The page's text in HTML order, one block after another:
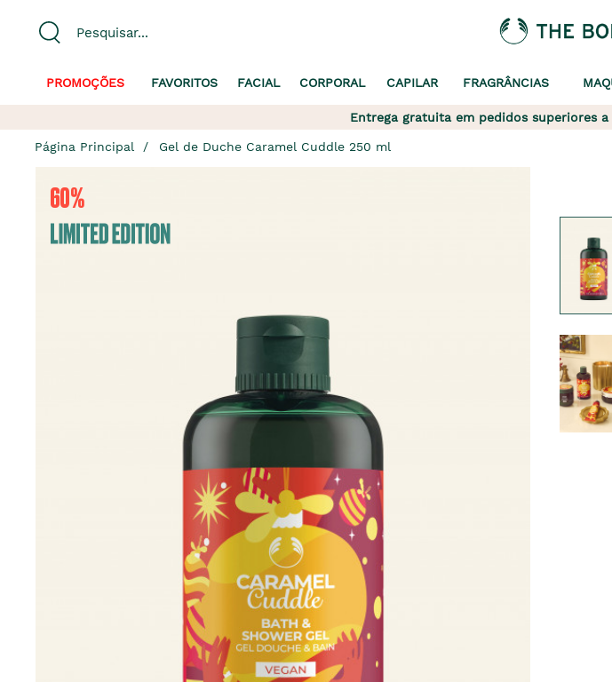
PROMOÇÕES FAVORITOS FACIAL CORPORAL CAPILAR FRAGRÂNCIAS
Entrega gratuita em pedidos superiores
Página Principal Gel de Duche Caramel Cuddle 250 ml